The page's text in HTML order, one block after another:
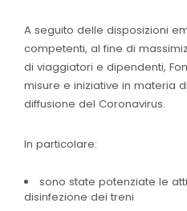
A seguito delle disposizioni
competenti, al fine di
di viaggiatori e dipendenti,
misure e iniziative in materia
diffusione del Coronavirus.
In particolare:
sono state potenziate le
disinfezione dei treni